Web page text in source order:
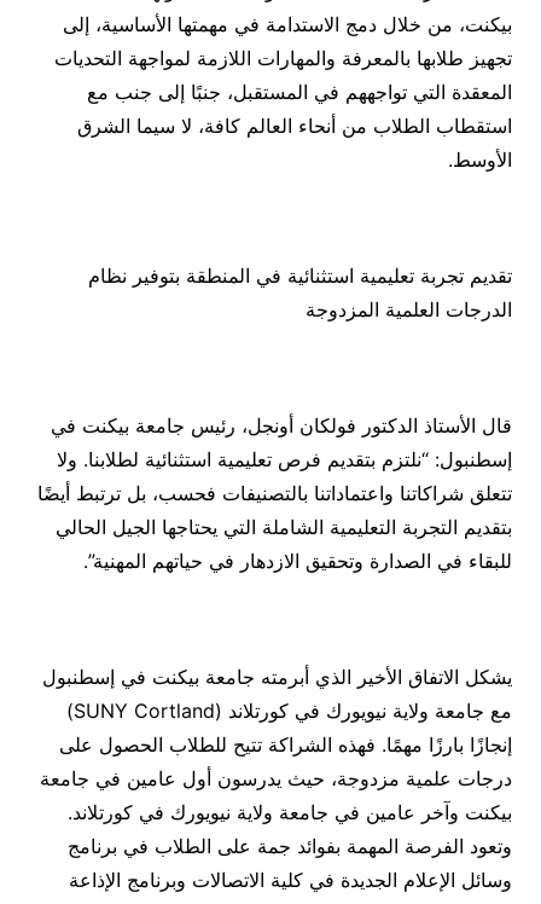
بيكنت، من خلال دمج الاستدامة في مهمتها الأساسية، إلى
تجهيز طلابها بالمعرفة والمهارات اللازمة لمواجهة التحديات
المعقدة التي تواجههم في المستقبل، جنبًا إلى جنب مع
استقطاب الطلاب من أنحاء العالم كافة، لا سيما الشرق
الأوسط.
تقديم تجربة تعليمية استثنائية في المنطقة بتوفير نظام
الدرجات العلمية المزدوجة
قال الأستاذ الدكتور فولكان أونجل، رئيس جامعة بيكنت في
إسطنبول: “نلتزم بتقديم فرص تعليمية استثنائية لطلابنا. ولا
تتعلق شراكاتنا واعتماداتنا بالتصنيفات فحسب، بل ترتبط أيضًا
بتقديم التجربة التعليمية الشاملة التي يحتاجها الجيل الحالي
للبقاء في الصدارة وتحقيق الازدهار في حياتهم المهنية”.
يشكل الاتفاق الأخير الذي أبرمته جامعة بيكنت في إسطنبول
مع جامعة ولاية نيويورك في كورتلاند (SUNY Cortland)
إنجازًا بارزًا مهمًا. فهذه الشراكة تتيح للطلاب الحصول على
درجات علمية مزدوجة، حيث يدرسون أول عامين في جامعة
بيكنت وآخر عامين في جامعة ولاية نيويورك في كورتلاند.
وتعود الفرصة المهمة بفوائد جمة على الطلاب في برنامج
وسائل الإعلام الجديدة في كلية الاتصالات وبرنامج الإذاعة